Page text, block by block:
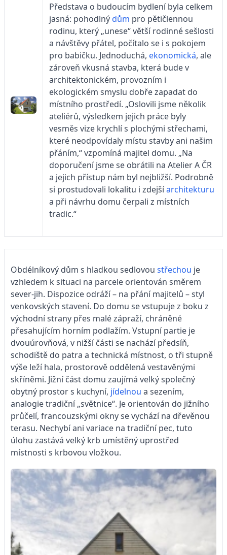
Představa o budoucím bydlení byla celkem
jasná: pohodlnýdům pro pětičlennou
rodinu, který „unese“ větší rodinné sešlosti
a návštěvy přátel, počítalo se i s pokojem
pro babičku. Jednoduchá, ekonomická, ale
zároveň vkusná stavba, která bude v
architektonickém, provozním i
ekologickém smyslu dobře zapadat do
místního prostředí. „Oslovili jsme několik
ateliérů, výsledkem jejich práce byly
vesměs vize krychlí s plochými střechami,
které neodpovídaly místu stavby ani našim
přáním,“ vzpomíná majitel domu. „Na
doporučení jsme se obrátili na Atelier A ČR
a jejich přístup nám byl nejbližší. Podrobně
si prostudovali lokalitu i zdejšíarchitekturu
a při návrhu domu čerpali z místních
tradic.“
Obdélníkový dům s hladkou sedlovou střechou je
vzhledem k situaci na parcele orientován směrem
sever-jih. Dispozice odráží – na přání majitelů – styl
venkovských stavení. Do domu se vstupuje z boku z
východní strany přes malé zápraží, chráněné
přesahujícím horním podlažím. Vstupní partie je
dvouúrovňová, v nižší části se nachází předsíň,
schodiště do patra a technická místnost, o tři stupně
výše leží hala, prostorově oddělená vestavěnými
skříněmi. Jižní část domu zaujímá velký společný
obytný prostor s kuchyní, jídelnou a sezením,
analogie tradiční „světnice“. Je orientován do jižního
průčelí, francouzskými okny se vychází na dřevěnou
terasu. Nechybí ani variace na tradiční pec, tuto
úlohu zastává velký krb umístěný uprostřed
místnosti s krbovou vložkou.